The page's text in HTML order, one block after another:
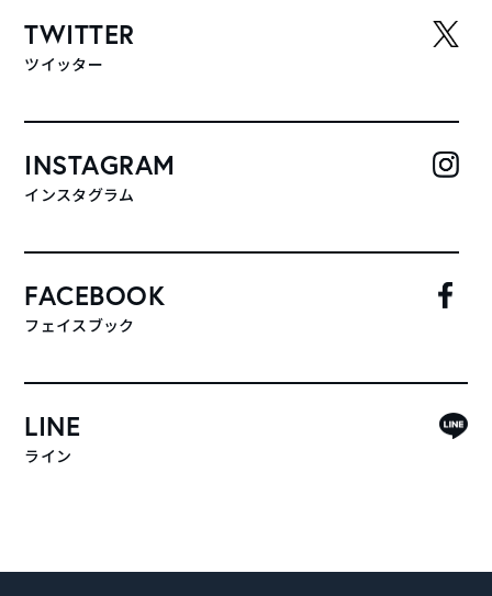
TWITTER
ツイッター
INSTAGRAM
インスタグラム
FACEBOOK
フェイスブック
LINE
ライン